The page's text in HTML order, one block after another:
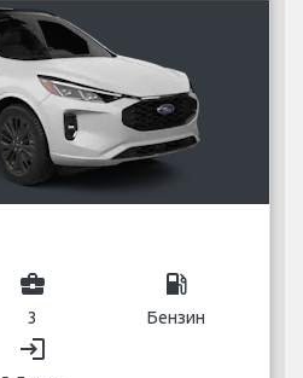
business_center
3
local_gas_station
Бензин
login